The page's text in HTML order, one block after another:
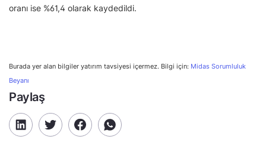
oranı ise %61,4 olarak kaydedildi.
Burada yer alan bilgiler yatırım tavsiyesi içermez. Bilgi için: Midas Sorumluluk
Beyanı
Paylaş